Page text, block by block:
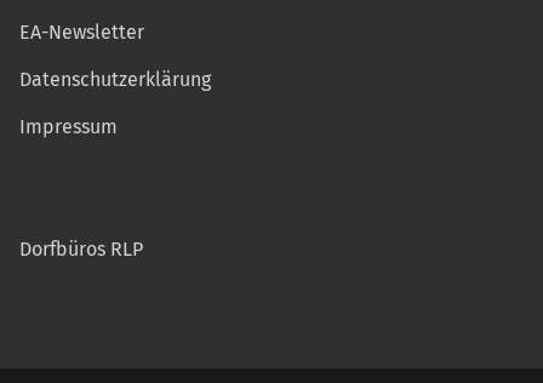
EA-Newsletter
Datenschutzerklärung
Impressum
Dorfbüros RLP